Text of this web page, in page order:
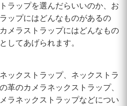
ラップを選んだらいいのか、お
ップにはどんなものがあるの
メラストラップにはどんなもの
してあげられます。
ックストラップ、ネックストラ
革のカメラネックストラップ、
ラネックストラップなどについ